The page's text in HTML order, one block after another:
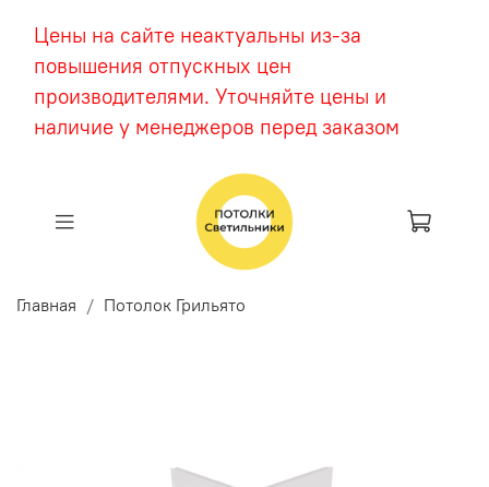
Цены на сайте неактуальны из-за
повышения отпускных цен
производителями. Уточняйте цены и
наличие у менеджеров перед заказом
Главная Потолок Грильято